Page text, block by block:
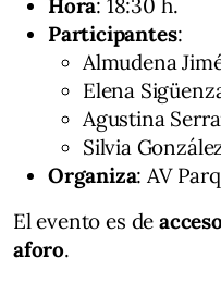
Participantes:
Almudena
Elena
Agustina
Silvia
Organiza: AV
El evento es de
aforo.